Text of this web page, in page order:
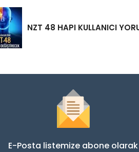
NZT 48 HAPI KULLANICI
E-Posta listemize abone olarak